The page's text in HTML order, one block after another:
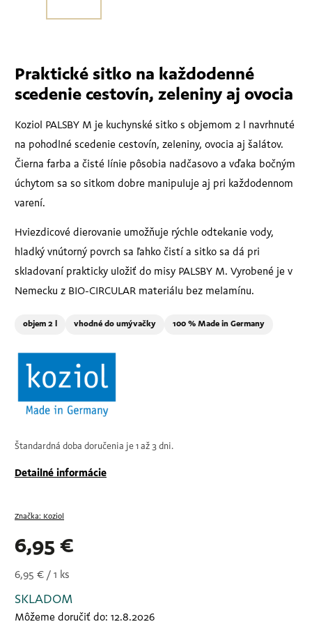
Praktické sitko na každodenné
scedenie cestovín, zeleniny aj ovocia
Koziol PALSBY M je kuchynské sitko s objemom 2 l navrhnuté
na pohodlné scedenie cestovín, zeleniny, ovocia aj šalátov.
Čierna farba a čisté línie pôsobia nadčasovo a vďaka bočným
úchytom sa so sitkom dobre manipuluje aj pri každodennom
varení.
Hviezdicové dierovanie umožňuje rýchle odtekanie vody,
hladký vnútorný povrch sa ľahko čistí a sitko sa dá pri
skladovaní prakticky uložiť do misy PALSBY M. Vyrobené je v
Nemecku z BIO-CIRCULAR materiálu bez melamínu.
objem 2 l vhodné do umývačky 100 % Made in Germany
Štandardná doba doručenia je 1 až 3 dni.
Detailné informácie
Značka: Koziol
6,95 €
6,95 € / 1 ks
SKLADOM
Môžeme doručiť do: 12.8.2026